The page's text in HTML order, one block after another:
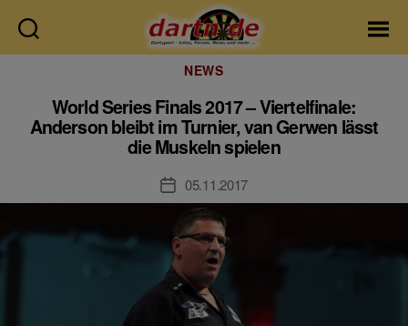
Dartn.de
Kategorien
NEWS
World Series Finals 2017 – Viertelfinale:
Anderson bleibt im Turnier, van Gerwen lässt
die Muskeln spielen
Veröffentlichungsdatum
05.11.2017